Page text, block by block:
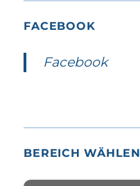
FACEBOOK
Facebook
BEREICH WÄHLEN